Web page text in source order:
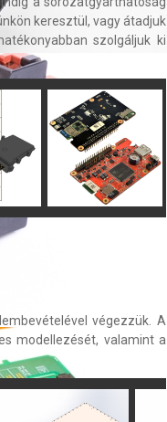
keresztül, vagy átadjuk
szolgáljuk ki
❯
végezzük. A
modellezését, valamint a